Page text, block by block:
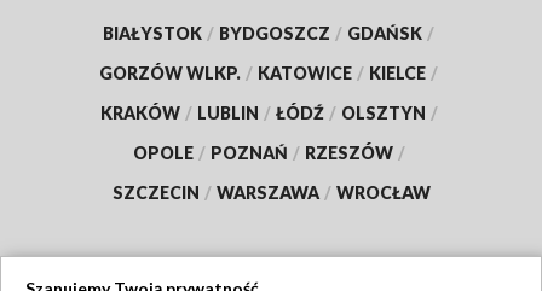
BIAŁYSTOK / BYDGOSZCZ / GDAŃSK /
GORZÓW WLKP. / KATOWICE / KIELCE /
KRAKÓW / LUBLIN / ŁÓDŹ / OLSZTYN /
OPOLE / POZNAŃ / RZESZÓW /
SZCZECIN / WARSZAWA / WROCŁAW